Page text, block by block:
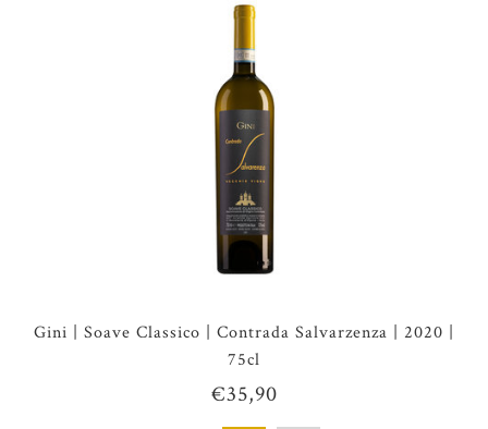
Gini | Soave Classico | Contrada Salvarzenza | 2020 |
75cl
€35,90